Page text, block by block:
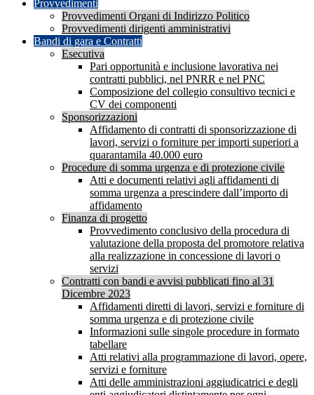
Provvedimenti
Provvedimenti Organi di Indirizzo Politico
Provvedimenti dirigenti amministrativi
Bandi di gara e Contratti
Esecutiva
Pari opportunità e inclusione lavorativa nei
contratti pubblici, nel PNRR e nel PNC
Composizione del collegio consultivo tecnici e
CV dei componenti
Sponsorizzazioni
Affidamento di contratti di sponsorizzazione di
lavori, servizi o forniture per importi superiori a
quarantamila 40.000 euro
Procedure di somma urgenza e di protezione civile
Atti e documenti relativi agli affidamenti di
somma urgenza a prescindere dall’importo di
affidamento
Finanza di progetto
Provvedimento conclusivo della procedura di
valutazione della proposta del promotore relativa
alla realizzazione in concessione di lavori o
servizi
Contratti con bandi e avvisi pubblicati fino al 31
Dicembre 2023
Affidamenti diretti di lavori, servizi e forniture di
somma urgenza e di protezione civile
Informazioni sulle singole procedure in formato
tabellare
Atti relativi alla programmazione di lavori, opere,
servizi e forniture
Atti delle amministrazioni aggiudicatrici e degli